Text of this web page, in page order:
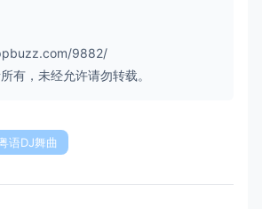
9882/
有，未经允许请勿转载。
语DJ舞曲